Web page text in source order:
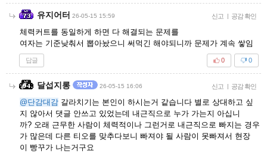
유지어터 26-05-15 15:59 신고 | 공감 확인
체력커트를 동일하게 하면 다 해결되는 문제를
여자는 기준낮춰서 뽑아놨으니 써먹긴 해야되니까 문제가 계속 쌓임
답글 0
0
달섭지롱 26-05-15 16:06 신고 | 공감 확인
@단감대감 갈라치기는 본인이 하시는거 같습니다 별로 상대하고 싶
지 않아서 댓글 안쓰고 있었는데 내근직으로 누가 가는지 아십니
까? 오래 근무한 사람이 체력적이나 그런거로 내근직으로 빠지는 경우
가 많은데 다른 티오를 맞추다보니 빠져야 될 사람이 못빠져서 현장
이 빵꾸가 나는거구요